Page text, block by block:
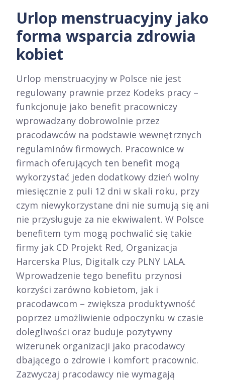
Urlop menstruacyjny jako
forma wsparcia zdrowia
kobiet
Urlop menstruacyjny w Polsce nie jest
regulowany prawnie przez Kodeks pracy –
funkcjonuje jako benefit pracowniczy
wprowadzany dobrowolnie przez
pracodawców na podstawie wewnętrznych
regulaminów firmowych. Pracownice w
firmach oferujących ten benefit mogą
wykorzystać jeden dodatkowy dzień wolny
miesięcznie z puli 12 dni w skali roku, przy
czym niewykorzystane dni nie sumują się ani
nie przysługuje za nie ekwiwalent. W Polsce
benefitem tym mogą pochwalić się takie
firmy jak CD Projekt Red, Organizacja
Harcerska Plus, Digitalk czy PLNY LALA.​
Wprowadzenie tego benefitu przynosi
korzyści zarówno kobietom, jak i
pracodawcom – zwiększa produktywność
poprzez umożliwienie odpoczynku w czasie
dolegliwości oraz buduje pozytywny
wizerunek organizacji jako pracodawcy
dbającego o zdrowie i komfort pracownic.
Zazwyczaj pracodawcy nie wymagają